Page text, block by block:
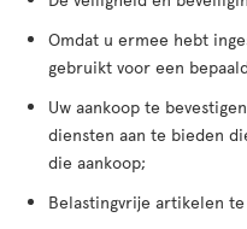
Omdat u ermee hebt
gebruikt voor een
Uw aankoop te
diensten aan te bieden
die aankoop;
Belastingvrije artikelen